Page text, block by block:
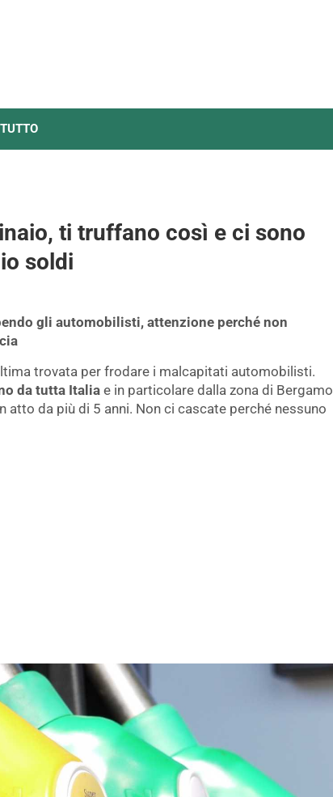
ti truffano così e ci sono
soldi
gli automobilisti, attenzione perché non
trovata per frodare i malcapitati automobilisti.
da tutta Italia e in particolare dalla zona di Bergamo
atto da più di 5 anni. Non ci cascate perché nessuno